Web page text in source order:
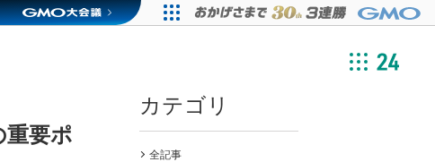
要ポ
カテゴリ
全記事